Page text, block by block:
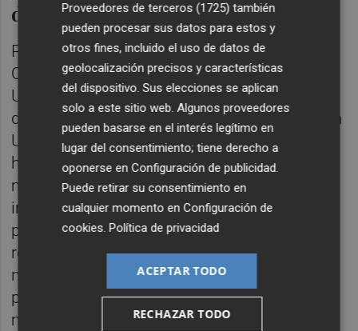
destrucción del valor industrial
Por otra parte, la asamblea de Confindustria
Ceramica presentó un estudio de la
Universidad Bicocca de Milán que sostiene
que el sistema de emisiones diseñado por la
Unión Europea se ha convertido "de una
herramienta para la descarbonización en un
mecanismo de destrucción del valor
industrial europeo, obligando a trasladar la
producción fuera de la región. Como
resultado, las emisiones desaparecen de
nuestros balances ambientales, pero
permanecen intactas a escala global,
mientras que comunidades industriales
Proveedores de terceros (1725) también
pueden procesar sus datos para estos y
otros fines, incluido el uso de datos de
geolocalización precisos y características
del dispositivo. Sus elecciones se aplican
solo a este sitio web. Algunos proveedores
pueden basarse en el interés legítimo en
lugar del consentimiento; tiene derecho a
oponerse enConfiguración de publicidad
Puede retirar su consentimiento en
cualquier momento enConfiguración de
cookies .Política de privacidad
ACEPTAR TODO
RECHAZAR TODO